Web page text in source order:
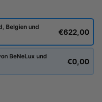
Belgien und
€622,00
BeNeLux und
€0,00